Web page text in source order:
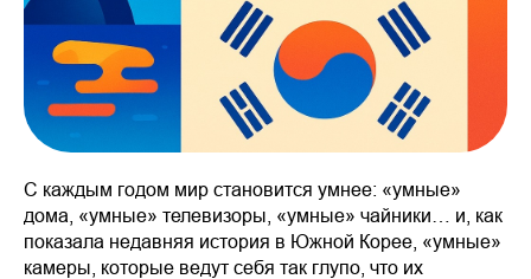
С каждым годом мир становится умнее: «умные»
дома, «умные» телевизоры, «умные» чайники… и, как
показала недавняя история в Южной Корее, «умные»
камеры, которые ведут себя так глупо, что их